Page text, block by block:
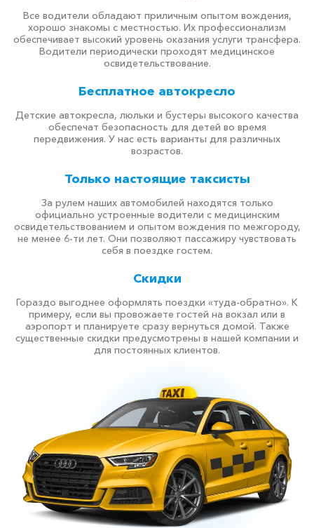
Все водители обладают приличным опытом вождения,
хорошо знакомы с местностью. Их профессионализм
обеспечивает высокий уровень оказания услуги трансфера.
Водители периодически проходят медицинское
освидетельствование.
Бесплатное автокресло
Детские автокресла, люльки и бустеры высокого качества
обеспечат безопасность для детей во время
передвижения. У нас есть варианты для различных
возрастов.
Только настоящие таксисты
За рулем наших автомобилей находятся только
официально устроенные водители с медицинским
освидетельствованием и опытом вождения по межгороду,
не менее 6-ти лет. Они позволяют пассажиру чувствовать
себя в поездке гостем.
Скидки
Гораздо выгоднее оформлять поездки «туда-обратно». К
примеру, если вы провожаете гостей на вокзал или в
аэропорт и планируете сразу вернуться домой. Также
существенные скидки предусмотрены в нашей компании и
для постоянных клиентов.